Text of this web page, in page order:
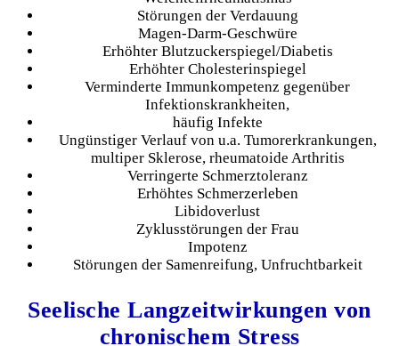
Störungen der Verdauung
Magen-Darm-Geschwüre
Erhöhter Blutzuckerspiegel/Diabetis
Erhöhter Cholesterinspiegel
Verminderte Immunkompetenz gegenüber
Infektionskrankheiten,
häufig Infekte
Ungünstiger Verlauf von u.a. Tumorerkrankungen,
multiper Sklerose, rheumatoide Arthritis
Verringerte Schmerztoleranz
Erhöhtes Schmerzerleben
Libidoverlust
Zyklusstörungen der Frau
Impotenz
Störungen der Samenreifung, Unfruchtbarkeit
Seelische Langzeitwirkungen von
chronischem Stress